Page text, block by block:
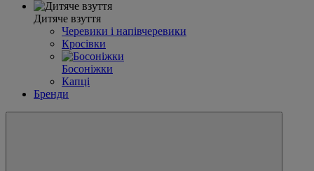
Дитяче взуття
Черевики і напівчеревики
Кросівки
Босоніжки
Капці
Бренди